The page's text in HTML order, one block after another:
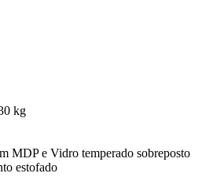
kg
MDP e Vidro temperado sobreposto
estofado